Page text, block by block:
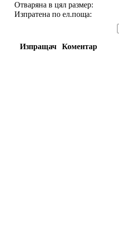
Отваряна в цял размер:
Изпратена по ел.поща:
Изпращач Коментар